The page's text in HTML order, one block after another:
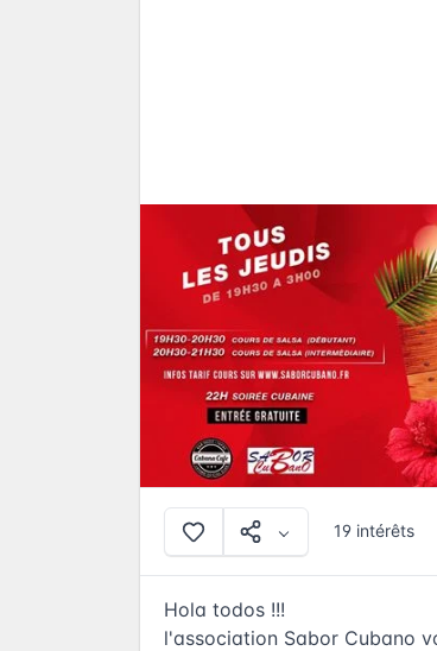
19 intérêts
Hola todos !!!
l'association Sabor Cubano